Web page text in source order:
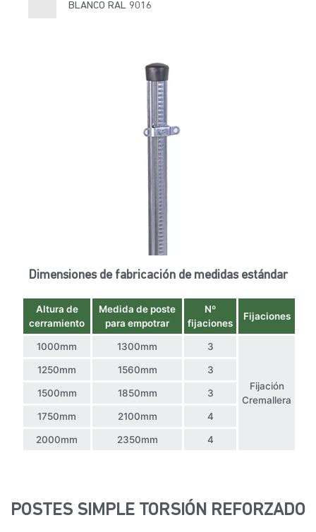
BLANCO RAL 9016
Dimensiones de fabricación de medidas estándar
Altura de
cerramiento
Medida de poste
para empotrar
Nº
fijaciones
Fijaciones
1000mm 1300mm 3
Fijación
Cremallera
1250mm 1560mm 3
1500mm 1850mm 3
1750mm 2100mm 4
2000mm 2350mm 4
POSTES SIMPLE TORSIÓN REFORZADO